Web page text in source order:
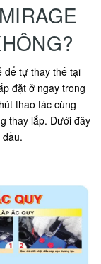
để tự thay thế tại
đặt ở ngay trong
thao tác cùng
thay lắp. Dưới đây